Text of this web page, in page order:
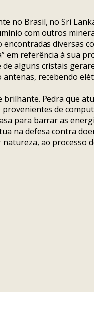
no Brasil, no Sri
com outros
diversas
em referência à sua
de alguns cristais
recebendo
Pedra que
de
para barrar as
na defesa contra
ao processo